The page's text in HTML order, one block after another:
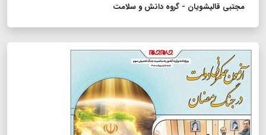
مجتبی قالیشویان - گروه دانش و سلامت